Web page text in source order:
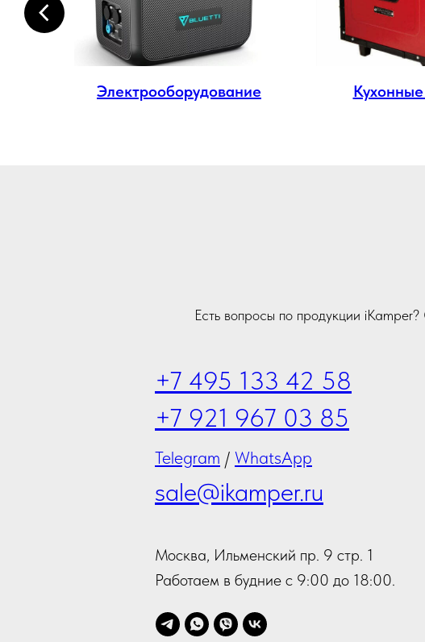
Электрооборудование
Есть вопросы по продукции
+7 495 133 42 58
+7 921 967 03 85
Telegram / WhatsApp
sale@ikamper.ru
Москва, Ильменский пр. 9 стр. 1
Работаем в будние с 9:00 до 18:00.